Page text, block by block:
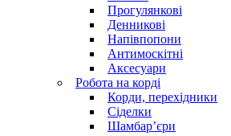
Прогулянкові
Денникові
Напівпопони
Антимоскітні
Аксесуари
Робота на корді
Корди, перехідники
Сіделки
Шамбар’єри